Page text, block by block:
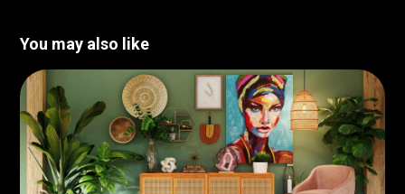
You may also like